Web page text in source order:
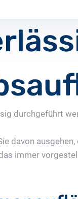
durchgeführt
davon
immer